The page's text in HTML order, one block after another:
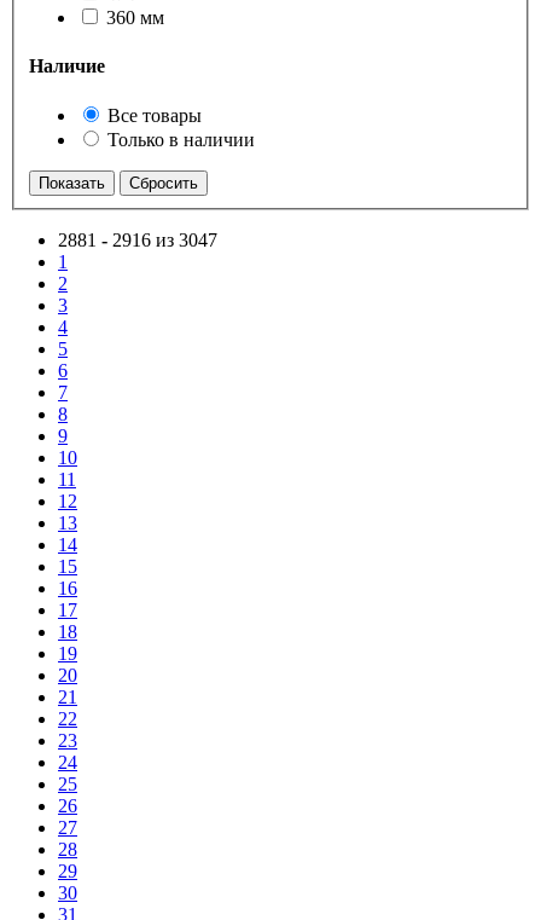
360 мм
Наличие
Все товары
Только в наличии
2881 - 2916 из 3047
1
2
3
4
5
6
7
8
9
10
11
12
13
14
15
16
17
18
19
20
21
22
23
24
25
26
27
28
29
30
31